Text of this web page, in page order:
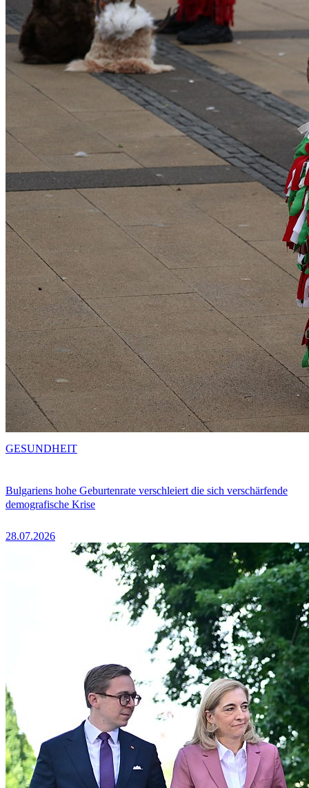
Bulgariens hohe Geburtenrate verschleiert die sich verschärfende
demografische Krise
28.07.2026
GESUNDHEIT